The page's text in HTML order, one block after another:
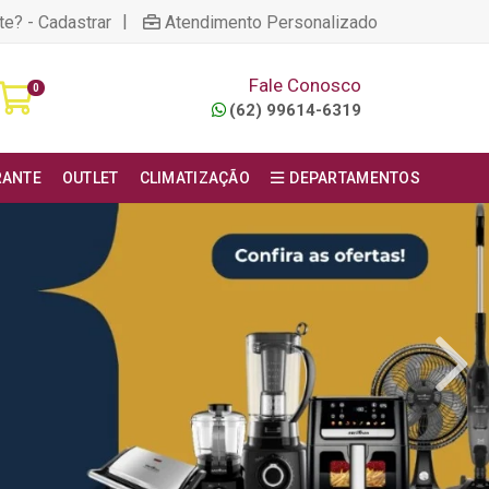
- Cadastrar | Atendimento Personalizado
0 Fale Conosco
(62) 99614-6319
OUTLET CLIMATIZAÇÃO DEPARTAMENTOS